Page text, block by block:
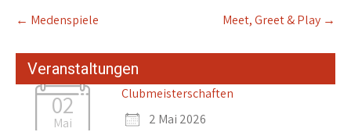
Post
navigation
← Medenspiele Meet, Greet & Play →
Veranstaltungen
02
Mai
Clubmeisterschaften
2 Mai 2026